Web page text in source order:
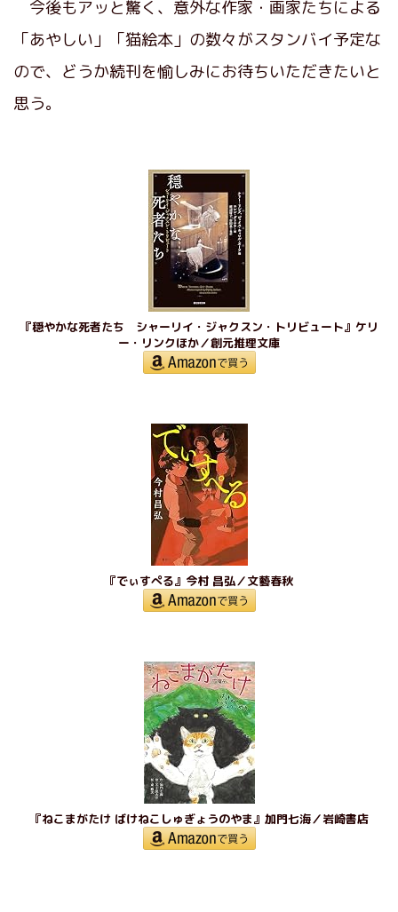
今後もアッと驚く、意外な作家・画家たちによる
「あやしい」「猫絵本」の数々がスタンバイ予定な
ので、どうか続刊を愉しみにお待ちいただきたいと
思う。
『穏やかな死者たち シャーリイ・ジャクスン・トリビュート』ケリ
ー・リンクほか／創元推理文庫
『でぃすぺる』今村 昌弘／文藝春秋
『ねこまがたけ ばけねこしゅぎょうのやま』加門七海／岩崎書店